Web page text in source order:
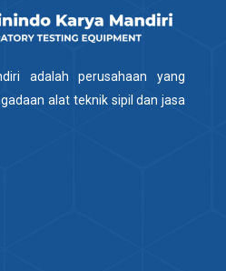
adalah perusahaan yang
alat teknik sipil dan jasa